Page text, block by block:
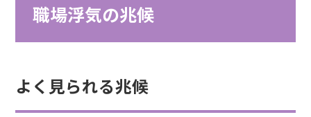
職場浮気の兆候
よく見られる兆候